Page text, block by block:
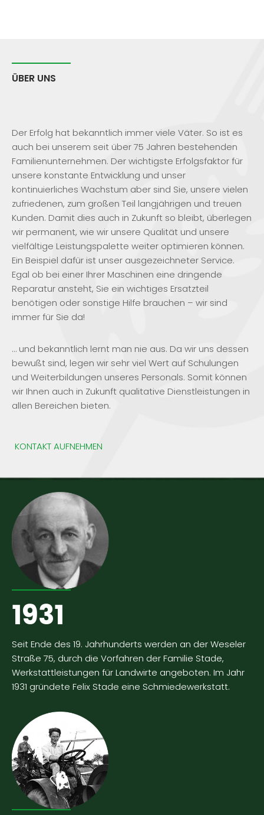
ÜBER UNS
Der Erfolg hat bekanntlich immer viele Väter. So ist es
auch bei unserem seit über 75 Jahren bestehenden
Familienunternehmen. Der wichtigste Erfolgsfaktor für
unsere konstante Entwicklung und unser
kontinuierliches Wachstum aber sind Sie, unsere vielen
zufriedenen, zum großen Teil langjährigen und treuen
Kunden. Damit dies auch in Zukunft so bleibt, überlegen
wir permanent, wie wir unsere Qualität und unsere
vielfältige Leistungspalette weiter optimieren können.
Ein Beispiel dafür ist unser ausgezeichneter Service.
Egal ob bei einer Ihrer Maschinen eine dringende
Reparatur ansteht, Sie ein wichtiges Ersatzteil
benötigen oder sonstige Hilfe brauchen – wir sind
immer für Sie da!
… und bekanntlich lernt man nie aus. Da wir uns dessen
bewußt sind, legen wir sehr viel Wert auf Schulungen
und Weiterbildungen unseres Personals. Somit können
wir Ihnen auch in Zukunft qualitative Dienstleistungen in
allen Bereichen bieten.
KONTAKT AUFNEHMEN
1931
Seit Ende des 19. Jahrhunderts werden an der Weseler
Straße 75, durch die Vorfahren der Familie Stade,
Werkstattleistungen für Landwirte angeboten. Im Jahr
1931 gründete Felix Stade eine Schmiedewerkstatt.